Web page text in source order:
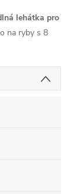
lehátka pro
na ryby s 8